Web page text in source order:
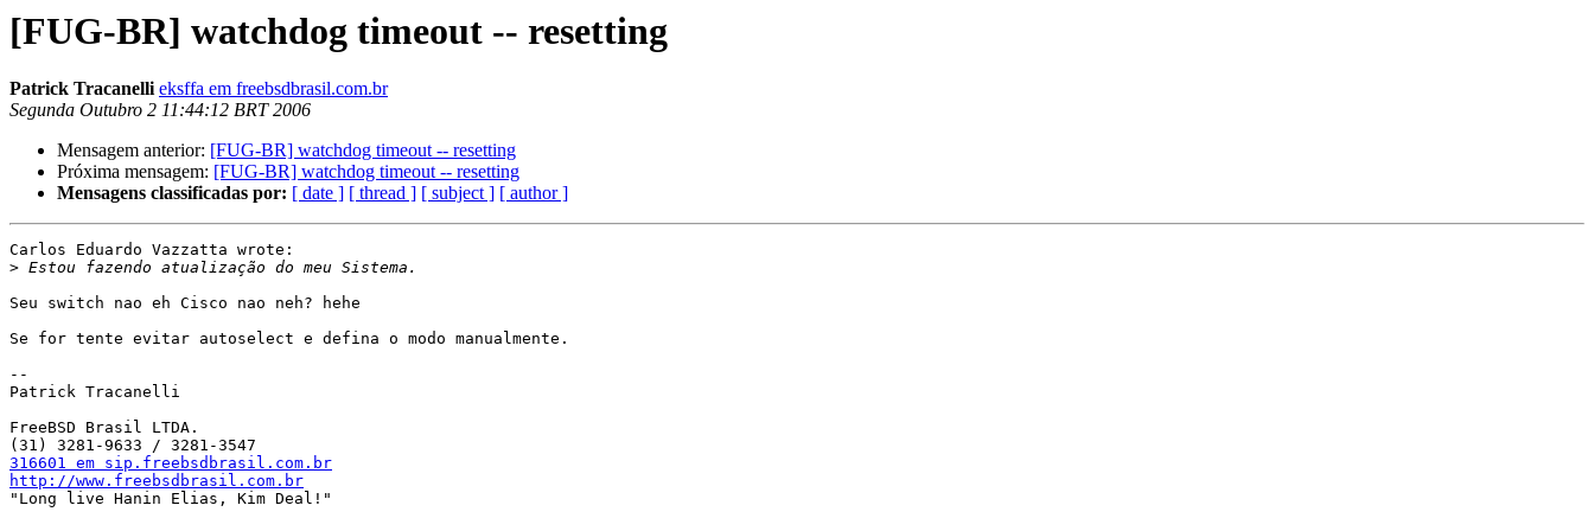
[FUG-BR] watchdog timeout -- resetting
Patrick Tracanelli eksffa em freebsdbrasil.com.br
Segunda Outubro 2 11:44:12 BRT 2006
Mensagem anterior: [FUG-BR] watchdog timeout -- resetting
Próxima mensagem: [FUG-BR] watchdog timeout -- resetting
Mensagens classificadas por: [ date ] [ thread ] [ subject ] [ author ]
Carlos Eduardo Vazzatta wrote:
>
Seu switch nao eh Cisco nao neh? hehe
Se for tente evitar autoselect e defina o modo manualmente.
--
Patrick Tracanelli
FreeBSD Brasil LTDA.
316601 em sip.freebsdbrasil.com.br
http://www.freebsdbrasil.com.br
"Long live Hanin Elias, Kim Deal!"